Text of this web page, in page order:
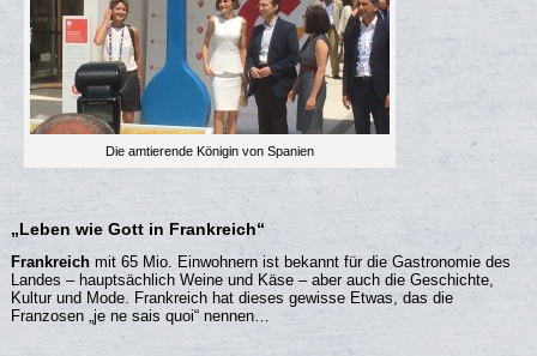
Die amtierende Königin von Spanien
„Leben wie Gott in Frankreich“
Frankreich mit 65 Mio. Einwohnern ist bekannt für die Gastronomie des
Landes – hauptsächlich Weine und Käse – aber auch die Geschichte,
Kultur und Mode. Frankreich hat dieses gewisse Etwas, das die
Franzosen „je ne sais quoi“ nennen…